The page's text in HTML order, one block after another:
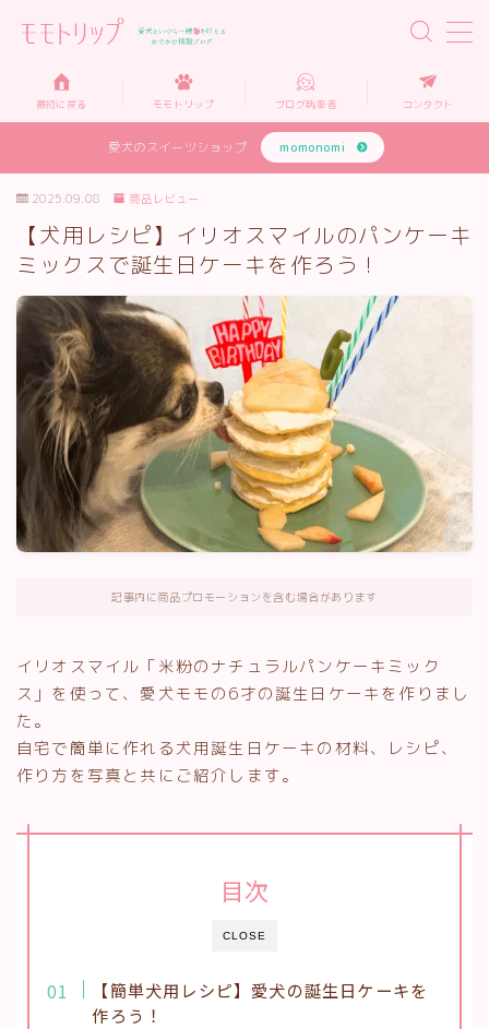
MENU
モモトリップとは…
犬と入れるカフェ
犬と楽しめる施設
犬グッズ・情報
リンク集
最初に戻る モモトリップ ブログ執筆者 コンタクト
愛犬のスイーツショップ momonomi
2025.09.08 商品レビュー
【犬用レシピ】イリオスマイルのパンケーキ
ミックスで誕生日ケーキを作ろう！
記事内に商品プロモーションを含む場合があります
イリオスマイル「米粉のナチュラルパンケーキミック
ス」を使って、愛犬モモの6才の誕生日ケーキを作りまし
た。
自宅で簡単に作れる犬用誕生日ケーキの材料、レシピ、
作り方を写真と共にご紹介します。
CLOSE
目次
【簡単犬用レシピ】愛犬の誕生日ケーキを
作ろう！